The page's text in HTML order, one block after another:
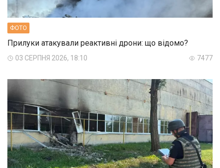
ФОТО
Прилуки атакували реактивні дрони: що відомо?
03 СЕРПНЯ 2026, 18:10 7477